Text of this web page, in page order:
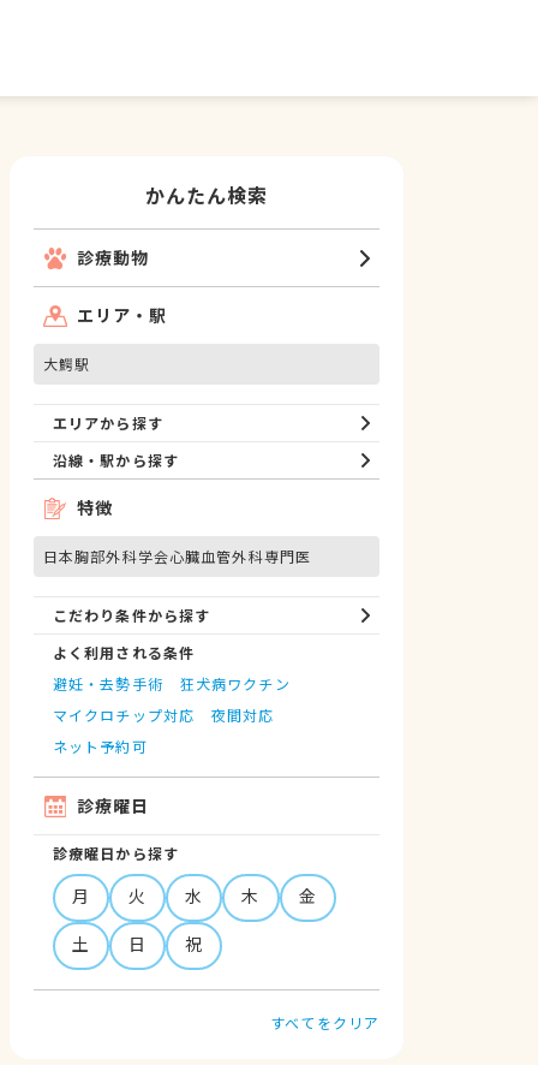
かんたん検索
診療動物
エリア・駅
大鰐駅
エリアから探す
沿線・駅から探す
特徴
日本胸部外科学会心臓血管外科専門医
こだわり条件から探す
よく利用される条件
避妊・去勢手術
狂犬病ワクチン
マイクロチップ対応
夜間対応
ネット予約可
診療曜日
診療曜日から探す
月 火 水 木
金
土
日 祝
すべてをクリア